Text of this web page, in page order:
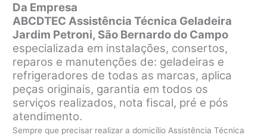
Da Empresa
ABCDTEC Assistência Técnica Geladeira
Jardim Petroni, São Bernardo do Campo
especializada em instalações, consertos,
reparos e manutenções de: geladeiras e
refrigeradores de todas as marcas, aplica
peças originais, garantia em todos os
serviços realizados, nota fiscal, pré e pós
atendimento.
Sempre que precisar realizar a domicílio Assistência Técnica